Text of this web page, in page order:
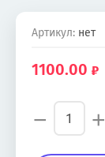
Артикул: нет
1100.00
− +